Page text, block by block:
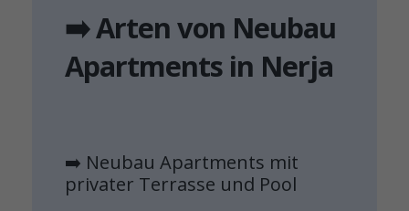
➡️ Arten von Neubau
Apartments in Nerja
➡️ Neubau Apartments mit
privater Terrasse und Pool